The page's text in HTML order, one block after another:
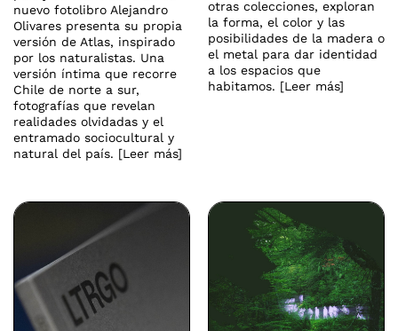
nuevo fotolibro Alejandro
Olivares presenta su propia
versión de Atlas, inspirado
por los naturalistas. Una
versión íntima que recorre
Chile de norte a sur,
fotografías que revelan
realidades olvidadas y el
entramado sociocultural y
natural del país. [Leer más]
otras colecciones, exploran
la forma, el color y las
posibilidades de la madera o
el metal para dar identidad
a los espacios que
habitamos. [Leer más]